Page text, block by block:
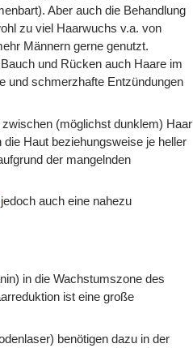
Aber auch die Behandlung
zu viel Haarwuchs v.a. von
Männern gerne genutzt.
und Rücken auch Haare im
und schmerzhafte Entzündungen
(möglichst dunklem) Haar
Haut beziehungsweise je heller
der mangelnden
jedoch auch eine nahezu
in die Wachstumszone des
ist eine große
benötigen dazu in der